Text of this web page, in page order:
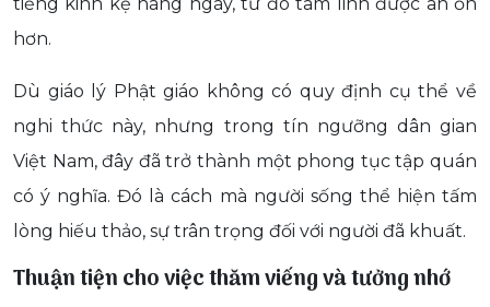
hơn.
Dù giáo lý Phật giáo không có quy định cụ thể về
nghi thức này, nhưng trong tín ngưỡng dân gian
Việt Nam, đây đã trở thành một phong tục tập quán
có ý nghĩa. Đó là cách mà người sống thể hiện tấm
lòng hiếu thảo, sự trân trọng đối với người đã khuất.
Thuận tiện cho việc thăm viếng và tưởng nhớ